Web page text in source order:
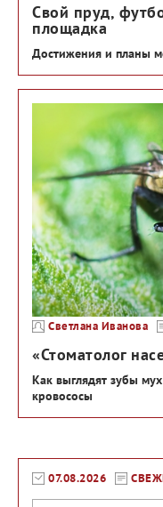
Свой пруд,
площадка
Достижения и планы
Светлана Иванова
«Стоматолог
Как выглядят зубы
кровососы
07.08.2026